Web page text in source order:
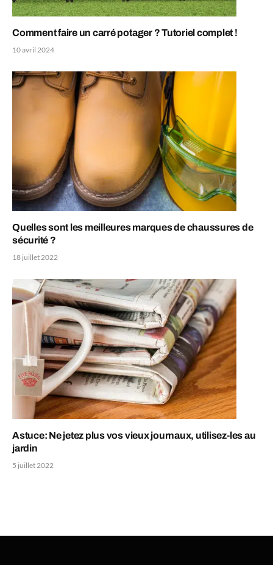
Comment faire un carré potager ? Tutoriel complet !
10 avril 2024
Quelles sont les meilleures marques de chaussures de
sécurité ?
18 juillet 2022
Astuce: Ne jetez plus vos vieux journaux, utilisez-les au
jardin
5 juillet 2022